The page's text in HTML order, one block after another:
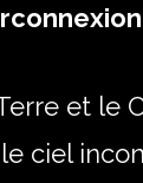
Terre et
ciel